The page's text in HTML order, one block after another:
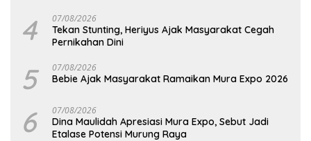
4 07/08/2026
Tekan Stunting, Heriyus Ajak Masyarakat Cegah
Pernikahan Dini
5 07/08/2026
Bebie Ajak Masyarakat Ramaikan Mura Expo 2026
6 07/08/2026
Dina Maulidah Apresiasi Mura Expo, Sebut Jadi
Etalase Potensi Murung Raya